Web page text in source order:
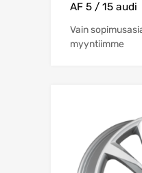
AF 5 / 15 audi
Vain
myyntiimme